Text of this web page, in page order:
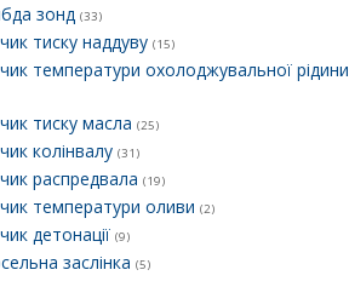
зонд (33)
тиску наддуву (15)
температури охолоджувальної рідини
тиску масла (25)
колінвалу (31)
распредвала (19)
температури оливи (2)
детонації (9)
заслінка (5)